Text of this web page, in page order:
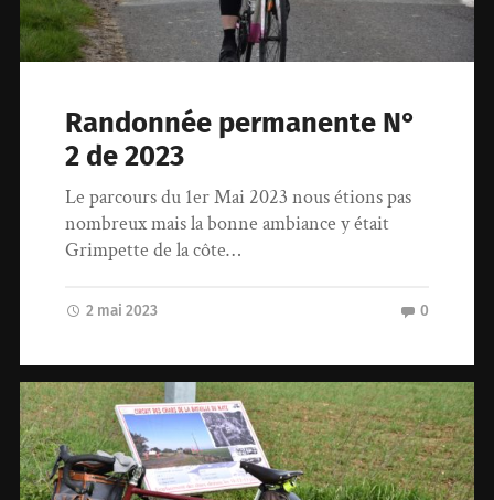
Randonnée permanente N°
2 de 2023
Le parcours du 1er Mai 2023 nous étions pas
nombreux mais la bonne ambiance y était
Grimpette de la côte…
2 mai 2023 0